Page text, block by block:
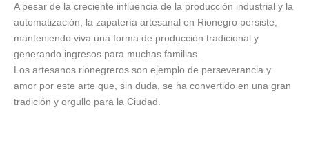
A pesar de la creciente influencia de la producción industrial y la
automatización, la zapatería artesanal en Rionegro persiste,
manteniendo viva una forma de producción tradicional y
generando ingresos para muchas familias.
Los artesanos rionegreros son ejemplo de perseverancia y
amor por este arte que, sin duda, se ha convertido en una gran
tradición y orgullo para la Ciudad.